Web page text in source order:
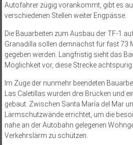
Autofahrer zügig vorankommt, gibt es
verschiedenen Stellen weiter Engpässe.
Die Bauarbeiten zum Ausbau der TF-1
Granadilla sollen demnächst für fast 73
gegeben werden. Langfristig sieht das
Möglichkeit vor, diese Strecke achtspurig
Im Zuge der nunmehr beendeten
Las Caletillas wurden drei Brücken und
gebaut. Zwischen Santa María del Mar
Lärmschutzwände errichtet, um die
nahe an der Autobahn gelegenen
Verkehrslärm zu schützen.